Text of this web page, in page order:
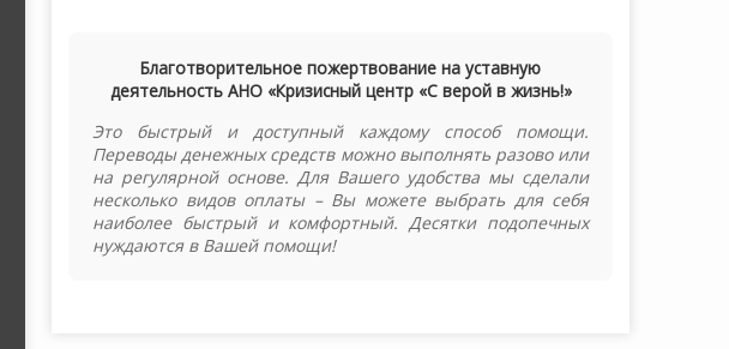
Благотворительное пожертвование на уставную
деятельность АНО «Кризисный центр «С верой в жизнь!»
Это быстрый и доступный каждому способ помощи.
Переводы денежных средств можно выполнять разово или
на регулярной основе. Для Вашего удобства мы сделали
несколько видов оплаты – Вы можете выбрать для себя
наиболее быстрый и комфортный. Десятки подопечных
нуждаются в Вашей помощи!